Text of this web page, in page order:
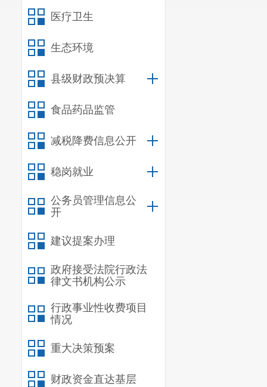
医疗卫生
生态环境
县级财政预决算
食品药品监管
减税降费信息公开
稳岗就业
公务员管理信息公
开
建议提案办理
政府接受法院行政法
律文书机构公示
行政事业性收费项目
情况
重大决策预案
财政资金直达基层